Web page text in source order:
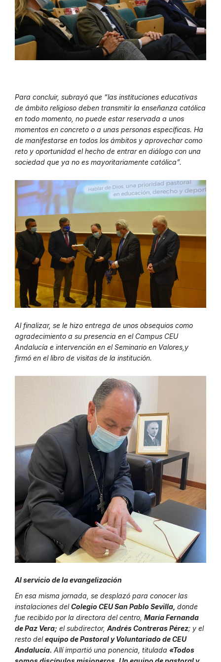
Para concluir, subrayó que “las instituciones educativas
de ámbito religioso deben transmitir la enseñanza católica
en todo momento, no puede estar reservada a unos
momentos en concreto o a unas personas específicas. Ha
de manifestarse en todos los ámbitos y aprovechar como
reto y oportunidad el hecho de entrar en diálogo con una
sociedad que ya no es mayoritariamente católica”.
Al finalizar, se le hizo entrega de unos obsequios como
agradecimiento a su presencia en el Campus CEU
Andalucía e intervención en el Seminario en Valores,y
firmó en el libro de visitas de la institución.
Al servicio de la evangelización
En esa misma jornada, se desplazó para conocer las
instalaciones delColegio CEU San Pablo Sevilla, donde
fue recibido por la directora del centro, María Fernanda
de Paz Vera; el subdirector, Andrés Contreras Pérez; y el
resto delequipo de Pastoral y Voluntariado de CEU
Andalucía. Allí impartió una ponencia, titulada «Todos